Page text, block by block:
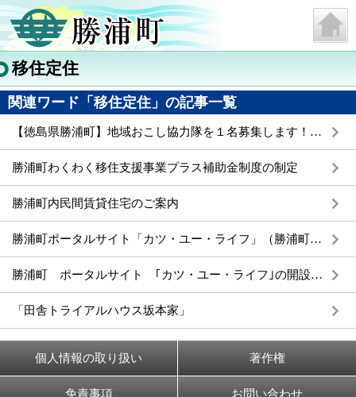
移住定住
関連ワード「移住定住」の記事一覧
【徳島県勝浦町】地域おこし協力隊を１名募集します！（道の駅「ひなの里かつうら」管理・運営業務）
勝浦町わくわく移住支援事業プラス補助金制度の制定
勝浦町内民間賃貸住宅のご案内
勝浦町ポータルサイト「カツ・ユー・ライフ」（勝浦町物語）更新のお知らせ
勝浦町 ポータルサイト ｢カツ・ユー・ライフ｣の開設のお知らせ
「田舎トライアルハウス坂本家」
個人情報の取り扱い 著作権
免責事項 お問い合わせ